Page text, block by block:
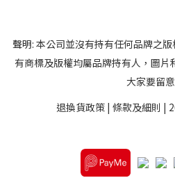
聲明: 本公司並沒有持有任何品牌之
有商標及版權均屬品牌持有人，圖
大家要留意
退換貨政策 | 條款及細則 |